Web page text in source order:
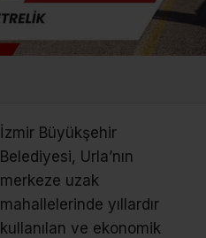
İzmir Büyükşehir
Belediyesi, Urla’nın
merkeze uzak
mahallelerinde yıllardır
kullanılan ve ekonomik